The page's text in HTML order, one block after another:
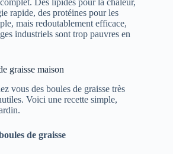
Des lipides pour la chaleur,
rapide, des protéines pour les
mais redoutablement efficace,
industriels sont trop pauvres en
graisse maison
vous des boules de graisse très
Voici une recette simple,
de graisse